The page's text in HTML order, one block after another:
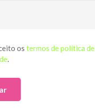
ostermos de política de
.